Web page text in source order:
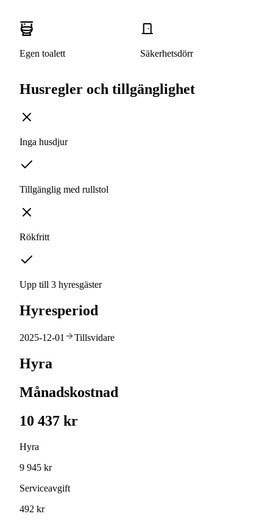
Egen toalett Säkerhetsdörr
Husregler och tillgänglighet
Inga husdjur
Tillgänglig med rullstol
Rökfritt
Upp till 3 hyresgäster
Hyresperiod
2025-12-01 Tillsvidare
Hyra
Månadskostnad
10 437 kr
Hyra
9 945 kr
Serviceavgift
492 kr